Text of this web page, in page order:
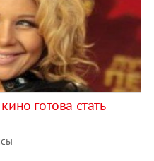
готова стать